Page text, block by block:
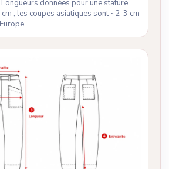
données pour une stature
; les coupes asiatiques sont ~2-3 cm